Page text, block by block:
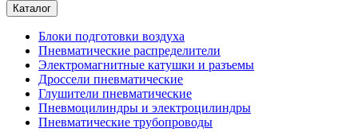
Каталог
Блоки подготовки воздуха
Пневматические распределители
Электромагнитные катушки и разъемы
Дроссели пневматические
Глушители пневматические
Пневмоцилиндры и электроцилиндры
Пневматические трубопроводы